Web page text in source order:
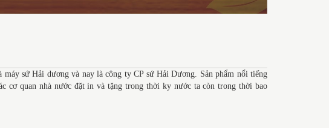
sứ Hải dương và nay là công ty CP sứ Hải Dương. Sản phẩm nổi tiếng
cơ quan nhà nước đặt in và tặng trong thời ky nước ta còn trong thời bao